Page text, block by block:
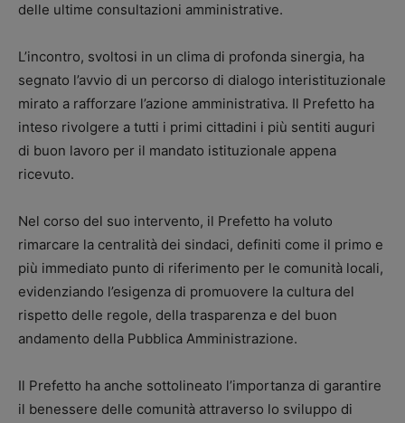
delle ultime consultazioni amministrative.
L’incontro, svoltosi in un clima di profonda sinergia, ha
segnato l’avvio di un percorso di dialogo interistituzionale
mirato a rafforzare l’azione amministrativa. Il Prefetto ha
inteso rivolgere a tutti i primi cittadini i più sentiti auguri
di buon lavoro per il mandato istituzionale appena
ricevuto.
Nel corso del suo intervento, il Prefetto ha voluto
rimarcare la centralità dei sindaci, definiti come il primo e
più immediato punto di riferimento per le comunità locali,
evidenziando l’esigenza di promuovere la cultura del
rispetto delle regole, della trasparenza e del buon
andamento della Pubblica Amministrazione.
Il Prefetto ha anche sottolineato l’importanza di garantire
il benessere delle comunità attraverso lo sviluppo di